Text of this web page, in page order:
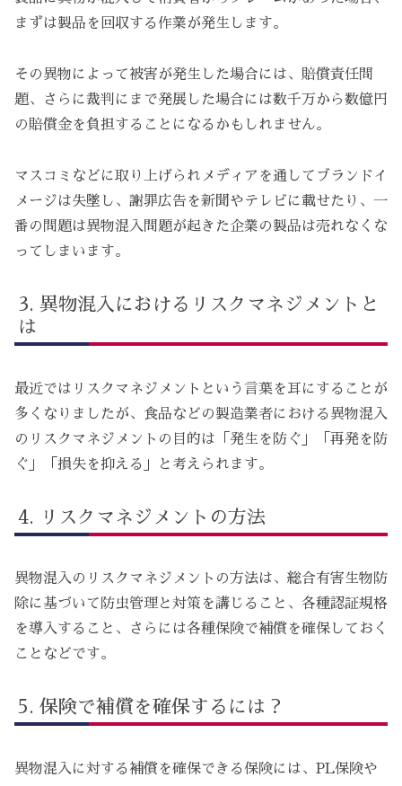
まずは製品を回収する作業が発生します。
その異物によって被害が発生した場合には、賠償責任問
題、さらに裁判にまで発展した場合には数千万から数億円
の賠償金を負担することになるかもしれません。
マスコミなどに取り上げられメディアを通してブランドイ
メージは失墜し、謝罪広告を新聞やテレビに載せたり、一
番の問題は異物混入問題が起きた企業の製品は売れなくな
ってしまいます。
異物混入におけるリスクマネジメントと
は
最近ではリスクマネジメントという言葉を耳にすることが
多くなりましたが、食品などの製造業者における異物混入
のリスクマネジメントの目的は「発生を防ぐ」「再発を防
ぐ」「損失を抑える」と考えられます。
リスクマネジメントの方法
異物混入のリスクマネジメントの方法は、総合有害生物防
除に基づいて防虫管理と対策を講じること、各種認証規格
を導入すること、さらには各種保険で補償を確保しておく
ことなどです。
保険で補償を確保するには？
異物混入に対する補償を確保できる保険には、PL保険や